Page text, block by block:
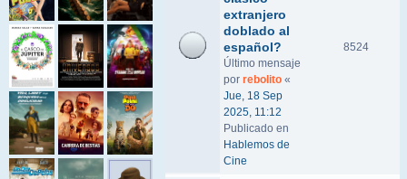
extranjero
doblado al
español?
Último mensaje
por rebolito «
Jue, 18 Sep
2025, 11:12
Publicado en
Hablemos de
Cine
8524